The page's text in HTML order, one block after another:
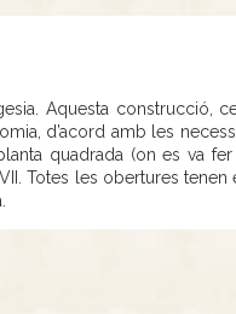
Aquesta construcció,
d’acord amb les
quadrada (on es va
Totes les obertures